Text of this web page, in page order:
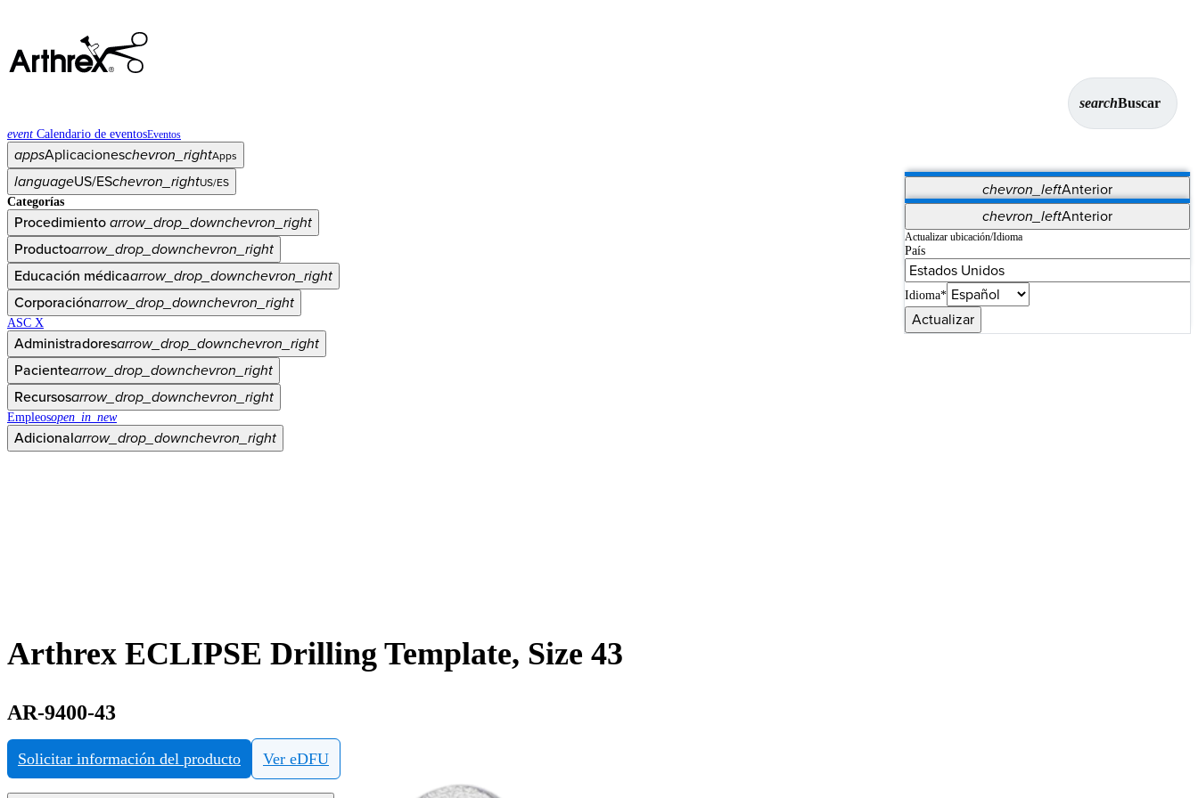
searchBuscar
event Calendario de eventosEventos
appsAplicacioneschevron_rightApps
chevron_leftAnterior
Vet Systems OrthoPedia Patient
Supplier Portal
Synergy Imaging & Resection
languageUS/ESchevron_rightUS/ES
chevron_leftAnterior
Actualizar ubicación/Idioma
País
Idioma*
Actualizar
Categorías
Procedimientoarrow_drop_downchevron_right
Productoarrow_drop_downchevron_right
Educación médicaarrow_drop_downchevron_right
Corporaciónarrow_drop_downchevron_right
ASC X
Administradoresarrow_drop_downchevron_right
Pacientearrow_drop_downchevron_right
Recursosarrow_drop_downchevron_right
Empleosopen_in_new
Adicionalarrow_drop_downchevron_right
Arthrex ECLIPSE Drilling Template, Size 43
AR-9400-43
Solicitar información del producto Ver eDFU